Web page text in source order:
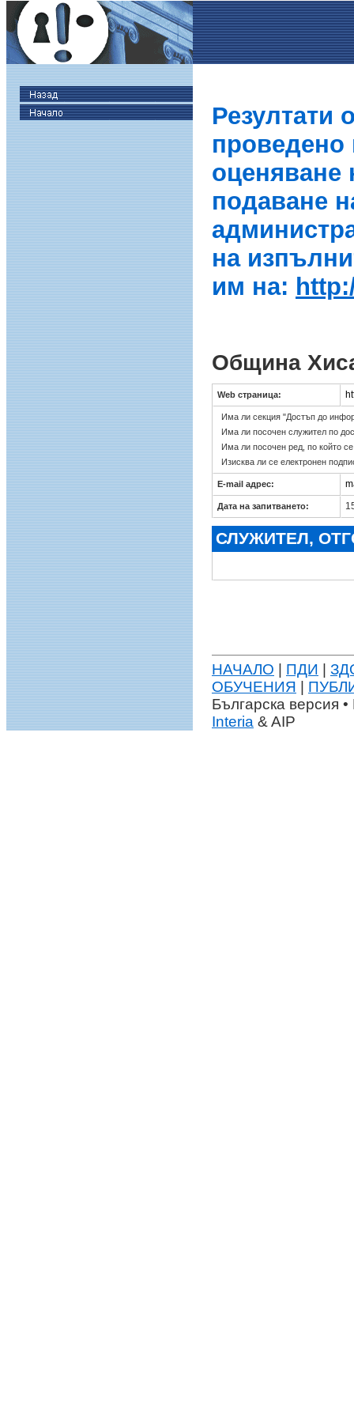
Резултати
проведено
оценяване
подаване
на
им на:
Община
Web страница:
Има ли секция "Достъп до
Има ли посочен служител по
Има ли посочен ред, по който
Изисква ли се електронен
E-mail адрес:
Дата на запитването:
СЛУЖИТЕЛ,
НАЧАЛО | ПДИ |
ОБУЧЕНИЯ |
Българска версия
Interia & AIP